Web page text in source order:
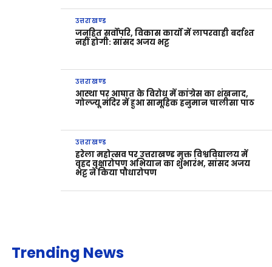
उत्तराखण्ड
जनहित सर्वोपरि, विकास कार्यों में लापरवाही बर्दाश्त
नहीं होगी: सांसद अजय भट्ट
उत्तराखण्ड
आस्था पर आघात के विरोध में कांग्रेस का शंखनाद,
गोल्ज्यू मंदिर में हुआ सामूहिक हनुमान चालीसा पाठ
उत्तराखण्ड
हरेला महोत्सव पर उत्तराखण्ड मुक्त विश्वविद्यालय में
वृहद वृक्षारोपण अभियान का शुभारंभ, सांसद अजय
भट्ट ने किया पौधारोपण
Trending News